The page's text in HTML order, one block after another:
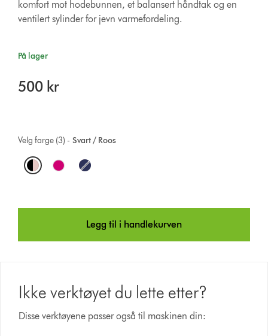
komfort mot hodebunnen, et balansert håndtak og en
ventilert sylinder for jevn varmefordeling.
På lager
500 kr
Svart / Roos
Velg farge (3) -
O
t
s
Legg til i handlekurven
Ikke verktøyet du lette etter?
Disse verktøyene passer også til maskinen din: